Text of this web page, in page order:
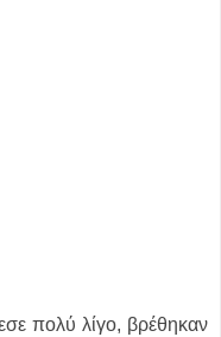
πολύ λίγο, βρέθηκαν